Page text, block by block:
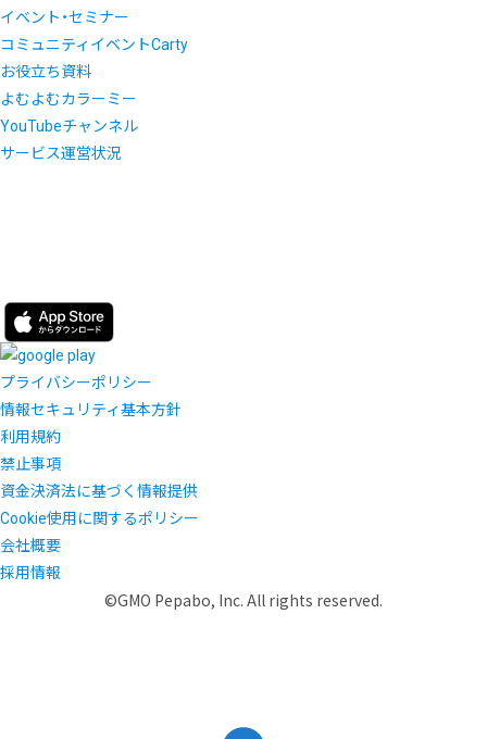
イベント・セミナー
コミュニティイベントCarty
お役立ち資料
よむよむカラーミー
YouTubeチャンネル
サービス運営状況
プライバシーポリシー
情報セキュリティ基本方針
利用規約
禁止事項
資金決済法に基づく情報提供
Cookie使用に関するポリシー
会社概要
採用情報
©GMO Pepabo, Inc. All rights reserved.